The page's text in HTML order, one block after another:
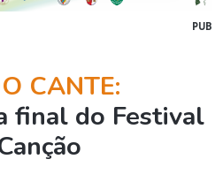
PUB
CANTE:
final do Festival